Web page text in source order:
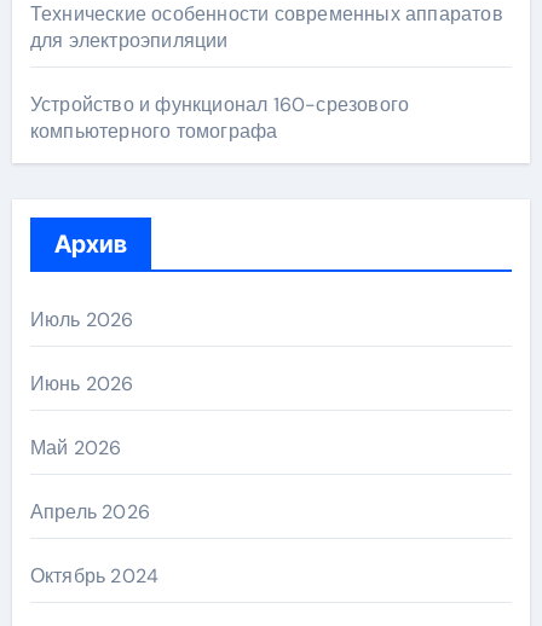
Технические особенности современных аппаратов
для электроэпиляции
Устройство и функционал 160-срезового
компьютерного томографа
Архив
Июль 2026
Июнь 2026
Май 2026
Апрель 2026
Октябрь 2024